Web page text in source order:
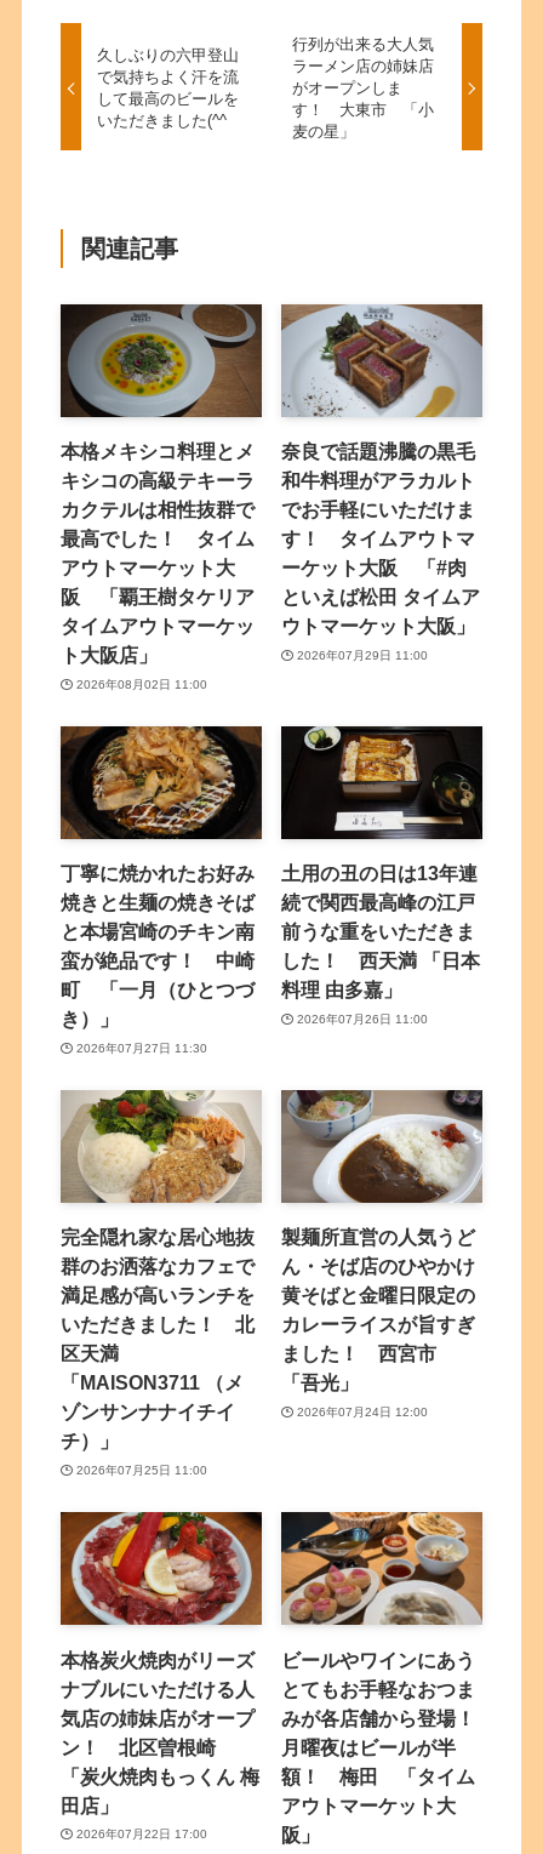
久しぶりの六甲登山
で気持ちよく汗を流
して最高のビールを
いただきました(^^
行列が出来る大人気
ラーメン店の姉妹店
がオープンしま
す！ 大東市 「小
麦の星」
関連記事
本格メキシコ料理とメ
キシコの高級テキーラ
カクテルは相性抜群で
最高でした！ タイム
アウトマーケット大
阪 「覇王樹タケリア
タイムアウトマーケッ
ト大阪店」
2026年08月02日 11:00
奈良で話題沸騰の黒毛
和牛料理がアラカルト
でお手軽にいただけま
す！ タイムアウトマ
ーケット大阪 「#肉
といえば松田 タイムア
ウトマーケット大阪」
2026年07月29日 11:00
丁寧に焼かれたお好み
焼きと生麺の焼きそば
と本場宮崎のチキン南
蛮が絶品です！ 中崎
町 「一月（ひとつづ
き）」
2026年07月27日 11:30
土用の丑の日は13年連
続で関西最高峰の江戸
前うな重をいただきま
した！ 西天満 「日本
料理 由多嘉」
2026年07月26日 11:00
完全隠れ家な居心地抜
群のお洒落なカフェで
満足感が高いランチを
いただきました！ 北
区天満
「MAISON3711 （メ
ゾンサンナナイチイ
チ）」
2026年07月25日 11:00
製麺所直営の人気うど
ん・そば店のひやかけ
黄そばと金曜日限定の
カレーライスが旨すぎ
ました！ 西宮市
「吾光」
2026年07月24日 12:00
本格炭火焼肉がリーズ
ナブルにいただける人
気店の姉妹店がオープ
ン！ 北区曽根崎
「炭火焼肉もっくん 梅
田店」
2026年07月22日 17:00
ビールやワインにあう
とてもお手軽なおつま
みが各店舗から登場！
月曜夜はビールが半
額！ 梅田 「タイム
アウトマーケット大
阪」